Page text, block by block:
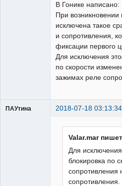
В Гонике написано:
При возникновении
исключена такое
и сопротивления,
фиксации первого
Для исключения
по скорости
зажимах реле
ПАУтина 2018-07-18 03:13:34
Valar.mar
Для
блокировка по
сопротивления
сопротивления.